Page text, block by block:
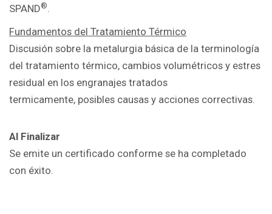
SPAND®
Fundamentos del Tratamiento Térmico
Discusión sobre la metalurgia básica de la terminología
del tratamiento térmico, cambios volumétricos y estres
residual en los engranajes tratados
termicamente, posibles causas y acciones correctivas.
Al Finalizar
Se emite un certificado conforme se ha completado
con éxito